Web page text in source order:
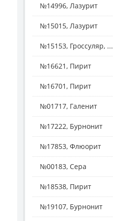
№14996, Лазурит
№15015, Лазурит
№15153, Гроссуляр, ...
№16621, Пирит
№16701, Пирит
№01717, Галенит
№17222, Бурнонит
№17853, Флюорит
№00183, Сера
№18538, Пирит
№19107, Бурнонит